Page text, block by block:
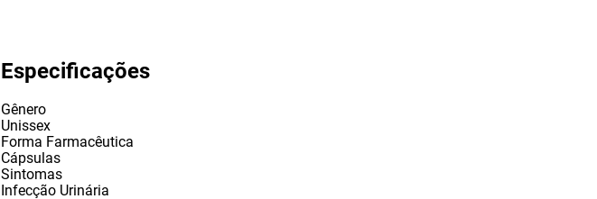
Especificações
Gênero
Unissex
Forma Farmacêutica
Cápsulas
Sintomas
Infecção Urinária